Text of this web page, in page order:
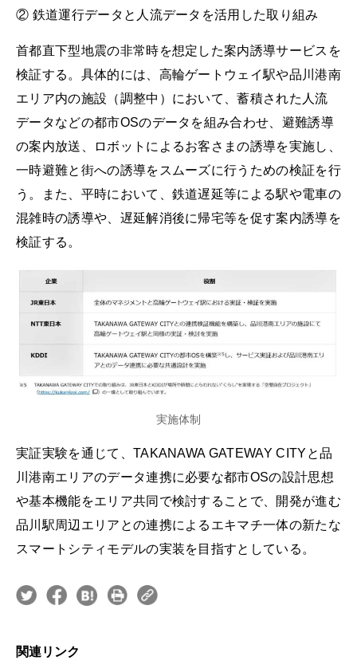
② 鉄道運行データと人流データを活用した取り組み
首都直下型地震の非常時を想定した案内誘導サービスを
検証する。具体的には、高輪ゲートウェイ駅や品川港南
エリア内の施設（調整中）において、蓄積された人流
データなどの都市OSのデータを組み合わせ、避難誘導
の案内放送、ロボットによるお客さまの誘導を実施し、
一時避難と街への誘導をスムーズに行うための検証を行
う。また、平時において、鉄道遅延等による駅や電車の
混雑時の誘導や、遅延解消後に帰宅等を促す案内誘導を
検証する。
実施体制
実証実験を通じて、TAKANAWA GATEWAY CITYと品
川港南エリアのデータ連携に必要な都市OSの設計思想
や基本機能をエリア共同で検討することで、開発が進む
品川駅周辺エリアとの連携によるエキマチ一体の新たな
スマートシティモデルの実装を目指すとしている。
関連リンク